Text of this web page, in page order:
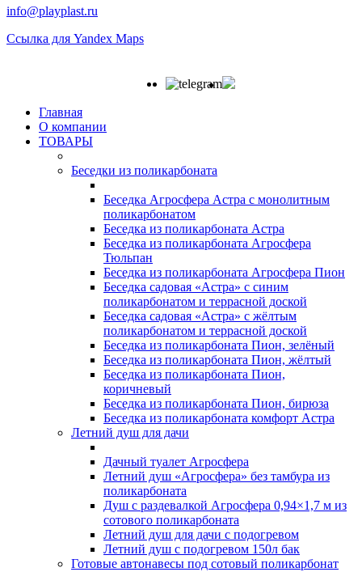
info@playplast.ru
Ссылка для Yandex Maps
Главная
О компании
ТОВАРЫ
Беседки из поликарбоната
Беседка Агросфера Астра с монолитным
поликарбонатом
Беседка из поликарбоната Астра
Беседка из поликарбоната Агросфера
Тюльпан
Беседка из поликарбоната Агросфера Пион
Беседка садовая «Астра» с синим
поликарбонатом и террасной доской
Беседка садовая «Астра» с жёлтым
поликарбонатом и террасной доской
Беседка из поликарбоната Пион, зелёный
Беседка из поликарбоната Пион, жёлтый
Беседка из поликарбоната Пион,
коричневый
Беседка из поликарбоната Пион, бирюза
Беседка из поликарбоната комфорт Астра
Летний душ для дачи
Дачный туалет Агросфера
Летний душ «Агросфера» без тамбура из
поликарбоната
Душ с раздевалкой Агросфера 0,94×1,7 м из
сотового поликарбоната
Летний душ для дачи с подогревом
Летний душ с подогревом 150л бак
Готовые автонавесы под сотовый поликарбонат